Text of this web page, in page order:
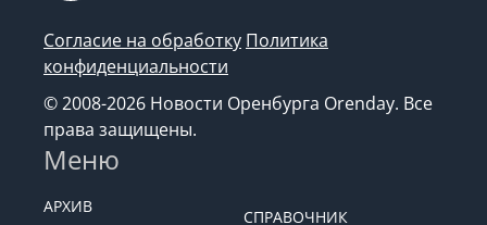
Согласие на обработку Политика
конфиденциальности
© 2008-2026 Новости Оренбурга Orenday. Все
права защищены.
Меню
АРХИВ
СПРАВОЧНИК